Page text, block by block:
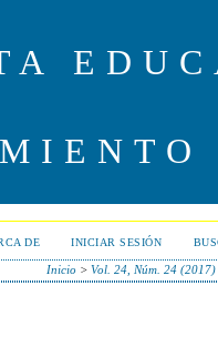
DE INICIAR SESIÓN
Inicio> Vol. 24, Núm. 24 (2017)